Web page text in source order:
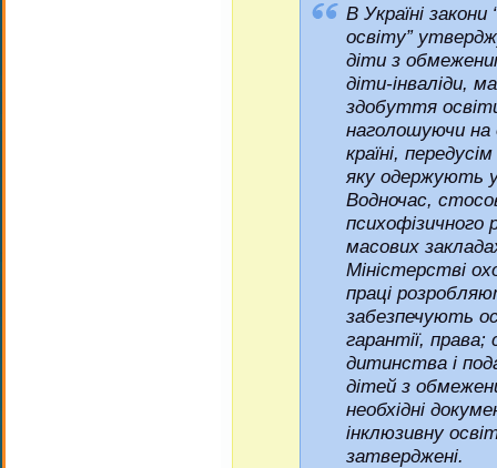
В Україні
освіту”
діти з
діти-інваліди,
здобуття
наголошуючи на
країні,
яку одержують у
Водночас,
психофізичного
масових
Міністерстві
праці
забезпечують
гарантії, права;
дитинства і
дітей з
необхідні
інклюзивну
затверджені.